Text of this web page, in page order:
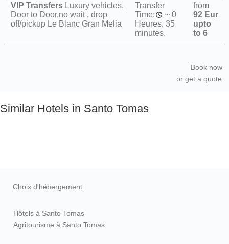
VIP Transfers Luxury vehicles,
Door to Door,no wait , drop
off/pickup Le Blanc Gran Melia
Transfer
Time:
~ 0
Heures. 35
minutes.
from
92 Eur
upto
to 6
Book now
or get a quote
Similar Hotels in Santo Tomas
Choix d'hébergement
Hôtels à Santo Tomas
Agritourisme à Santo Tomas